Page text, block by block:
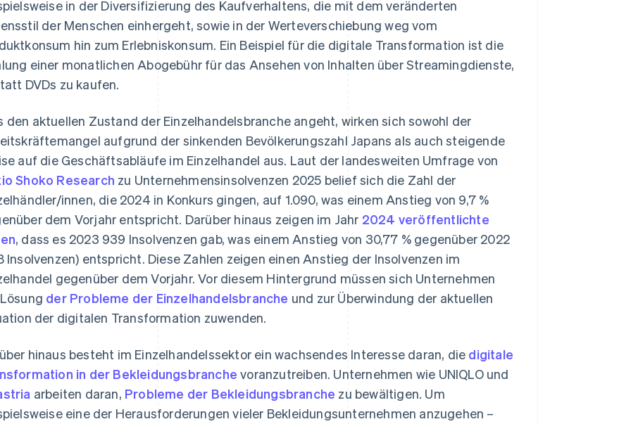
in der Diversifizierung des Kaufverhaltens, die mit dem veränderten
der Menschen einhergeht, sowie in der Werteverschiebung weg vom
hin zum Erlebniskonsum. Ein Beispiel für die digitale Transformation ist die
einer monatlichen Abogebühr für das Ansehen von Inhalten über Streamingdienste,
DVDs zu kaufen.
den aktuellen Zustand der Einzelhandelsbranche angeht, wirken sich sowohl der
aufgrund der sinkenden Bevölkerungszahl Japans als auch steigende
auf die Geschäftsabläufe im Einzelhandel aus. Laut der landesweiten Umfrage von
Shoko Research zu Unternehmensinsolvenzen 2025 belief sich die Zahl der
innen, die 2024 in Konkurs gingen, auf 1.090, was einem Anstieg von 9,7 %
dem Vorjahr entspricht. Darüber hinaus zeigen im Jahr 2024 veröffentlichte
, dass es 2023 939 Insolvenzen gab, was einem Anstieg von 30,77 % gegenüber 2022
Insolvenzen) entspricht. Diese Zahlen zeigen einen Anstieg der Insolvenzen im
gegenüber dem Vorjahr. Vor diesem Hintergrund müssen sich Unternehmen
der Probleme der Einzelhandelsbranche und zur Überwindung der aktuellen
der digitalen Transformation zuwenden.
hinaus besteht im Einzelhandelssektor ein wachsendes Interesse daran, die digitale
in der Bekleidungsbranche voranzutreiben. Unternehmen wie UNIQLO und
arbeiten daran, Probleme der Bekleidungsbranche zu bewältigen. Um
eine der Herausforderungen vieler Bekleidungsunternehmen anzugehen –